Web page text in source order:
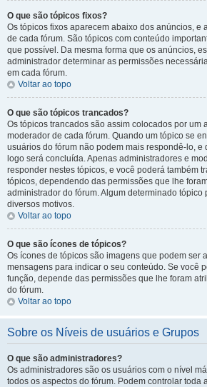
O que são tópicos fixos?
Os tópicos fixos aparecem abaixo dos anúncios, e
de cada fórum. São tópicos com conteúdo
que possível. Da mesma forma que os anúncios,
administrador determinar as permissões
em cada fórum.
Voltar ao topo
O que são tópicos trancados?
Os tópicos trancados são assim colocados por um
moderador de cada fórum. Quando um tópico se
usuários do fórum não podem mais respondê-lo, e
logo será concluída. Apenas administradores e
responder nestes tópicos, e você poderá também
tópicos, dependendo das permissões que lhe
administrador do fórum. Algum determinado tópico
diversos motivos.
Voltar ao topo
O que são ícones de tópicos?
Os ícones de tópicos são imagens que podem ser
mensagens para indicar o seu conteúdo. Se você
função, depende das permissões que lhe foram
do fórum.
Voltar ao topo
Sobre os Níveis de usuários e Grupos
O que são administradores?
Os administradores são os usuários com o nível
todos os aspectos do fórum. Podem controlar toda